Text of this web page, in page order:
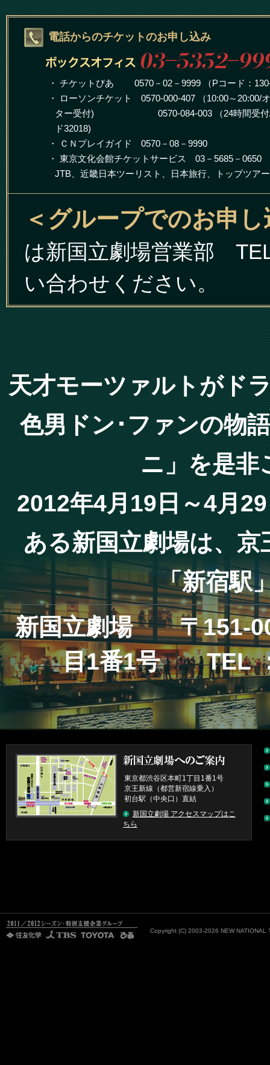
電話からのチケットのお申し込み
・ チケットぴあ 0570－02－9999 （Pコード：
・ ローソンチケット 0570-000-407 （10:00～20:00/
ター受付)
0570-084-003 （24時間受
ド32018)
・ ＣＮプレイガイド 0570－08－9990
・ 東京文化会館チケットサービス 03－5685－0650
JTB、近畿日本ツーリスト、日本旅行、トップツア
＜グループでのお申
は新国立劇場営業部
い合わせください。
天才モーツァルトがド
色男ドン･ファンの物
ニ」を是非
2012年4月19日～4月
ある新国立劇場は、
「新宿駅
新国立劇場 〒151-
目1番1号 TEL ：
東京都渋谷区本町1丁目1番1号
京王新線（都営新宿線乗入）
初台駅（中央口）直結
新国立劇場 アクセスマップはこ
ちら
Copyright (C) 2003-2026 NEW NATIONAL